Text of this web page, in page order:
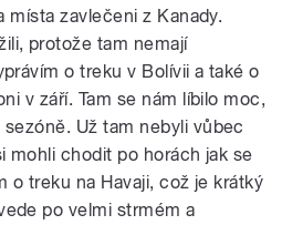
místa zavlečeni z Kanady.
protože tam nemají
o treku v Bolívii a také o
v září. Tam se nám líbilo moc,
Už tam nebyli vůbec
mohli chodit po horách jak se
o treku na Havaji, což je krátký
po velmi strmém a